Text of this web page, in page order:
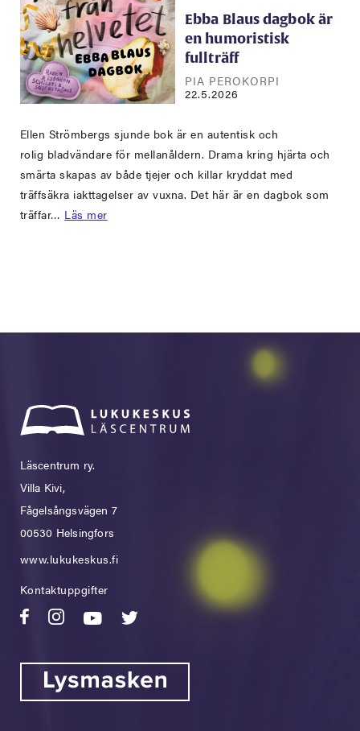
Ebba Blaus dagbok är
en humoristisk
fullträff
PIA PEROKORPI
22.5.2026
Ellen Strömbergs sjunde bok är en autentisk och
rolig bladvändare för mellanåldern. Drama kring hjärta och
smärta skapas av både tjejer och killar kryddat med
träffsäkra iakttagelser av vuxna. Det här är en dagbok som
träffar… Läs mer
Läscentrum ry.
Villa Kivi,
Fågelsångsvägen 7
00530 Helsingfors
www.lukukeskus.fi
Kontaktuppgifter